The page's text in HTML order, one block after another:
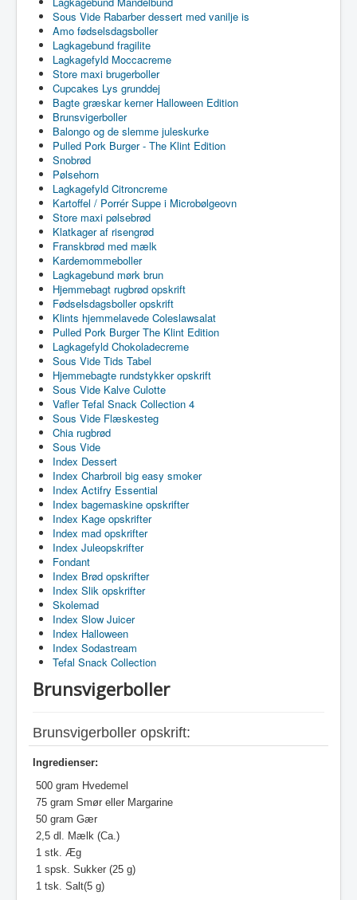
Sous Vide Rabarber dessert med vanilje is
Amo fødselsdagsboller
Lagkagebund fragilite
Lagkagefyld Moccacreme
Store maxi brugerboller
Cupcakes Lys grunddej
Bagte græskar kerner Halloween Edition
Brunsvigerboller
Balongo og de slemme juleskurke
Pulled Pork Burger - The Klint Edition
Snobrød
Pølsehorn
Lagkagefyld Citroncreme
Kartoffel / Porrér Suppe i Microbølgeovn
Store maxi pølsebrød
Klatkager af risengrød
Franskbrød med mælk
Kardemommeboller
Lagkagebund mørk brun
Hjemmebagt rugbrød opskrift
Fødselsdagsboller opskrift
Klints hjemmelavede Coleslawsalat
Pulled Pork Burger The Klint Edition
Lagkagefyld Chokoladecreme
Sous Vide Tids Tabel
Hjemmebagte rundstykker opskrift
Sous Vide Kalve Culotte
Vafler Tefal Snack Collection 4
Sous Vide Flæskesteg
Chia rugbrød
Sous Vide
Index Dessert
Index Charbroil big easy smoker
Index Actifry Essential
Index bagemaskine opskrifter
Index Kage opskrifter
Index mad opskrifter
Index Juleopskrifter
Fondant
Index Brød opskrifter
Index Slik opskrifter
Skolemad
Index Slow Juicer
Index Halloween
Index Sodastream
Tefal Snack Collection
Brunsvigerboller
Brunsvigerboller opskrift:
Ingredienser:
500 gram Hvedemel
75 gram Smør eller Margarine
50 gram Gær
2,5 dl. Mælk (Ca.)
1 stk. Æg
1 spsk. Sukker (25 g)
1 tsk. Salt(5 g)